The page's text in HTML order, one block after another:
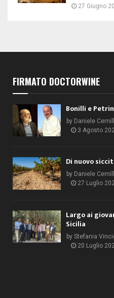
27 Giugno
FIRMATO DOCTORWINE
Bonilli e
by Daniele
3 Agosto
Di nuovo
by Daniele
27 Luglio
Largo ai
Sicilia
by Stefania
20 Luglio